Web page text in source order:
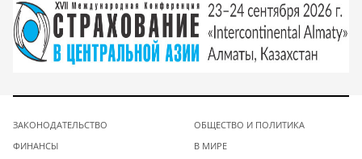
ЗАКОНОДАТЕЛЬСТВО
ФИНАНСЫ
ОБЩЕСТВО И ПОЛИТИКА
В МИРЕ